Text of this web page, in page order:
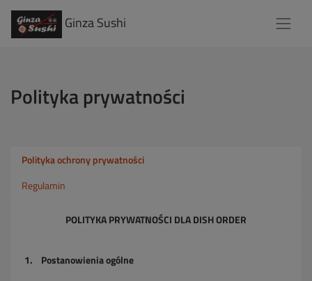
Ginza Sushi
Polityka prywatności
Polityka ochrony prywatności
Regulamin
POLITYKA PRYWATNOŚCI DLA DISH ORDER
1. Postanowienia ogólne